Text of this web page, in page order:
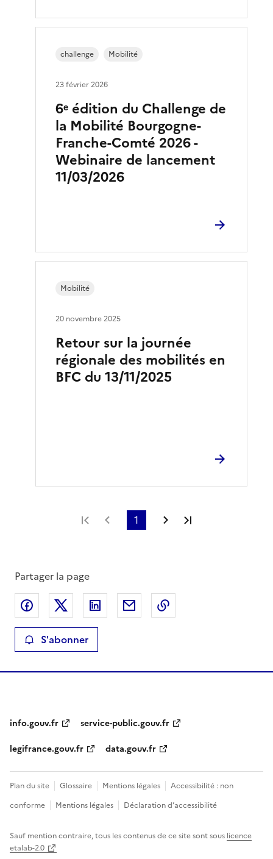
6ᵉ édition du Challenge de
la Mobilité Bourgogne-
Franche-Comté 2026 -
Webinaire de lancement
11/03/2026
challenge Mobilité
23 février 2026
Retour sur la journée
régionale des mobilités en
BFC du 13/11/2025
Mobilité
20 novembre 2025
Première page
Page précédente
1 Page suivante
Partager la page
Partager sur Facebook
Partager sur XPartager sur LinkedIn
Partager par email
S'abonner
info.gouv.fr
service-public.gouv.fr
legifrance.gouv.fr
data.gouv.fr
Plan du site Glossaire Mentions légales
Accessibilité : non
conforme
Mentions légales Déclaration d’accessibilité
Sauf mention contraire, tous les contenus de ce site sont sous licence
etalab-2.0